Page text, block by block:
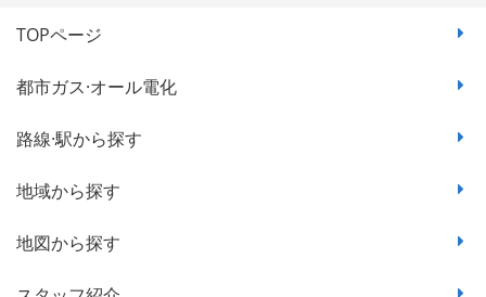
TOPページ
都市ガス·オール電化
路線·駅から探す
地域から探す
地図から探す